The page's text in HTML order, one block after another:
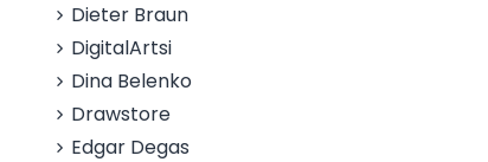
Dieter Braun
DigitalArtsi
Dina Belenko
Drawstore
Edgar Degas